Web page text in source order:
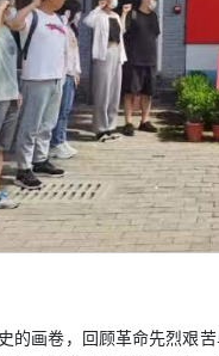
的画卷，回顾革命先烈艰